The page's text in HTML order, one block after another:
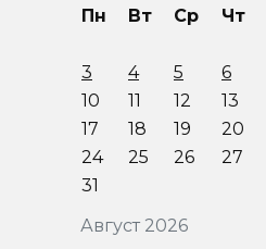
Август 2026
Пн Вт Ср Чт
3
4 5 6
10
11 12 13
17
18 19 20
24
25 26 27
31